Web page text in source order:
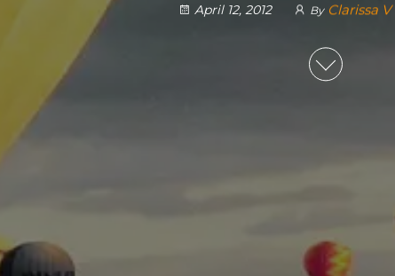
April 12, 2012 By Clarissa V